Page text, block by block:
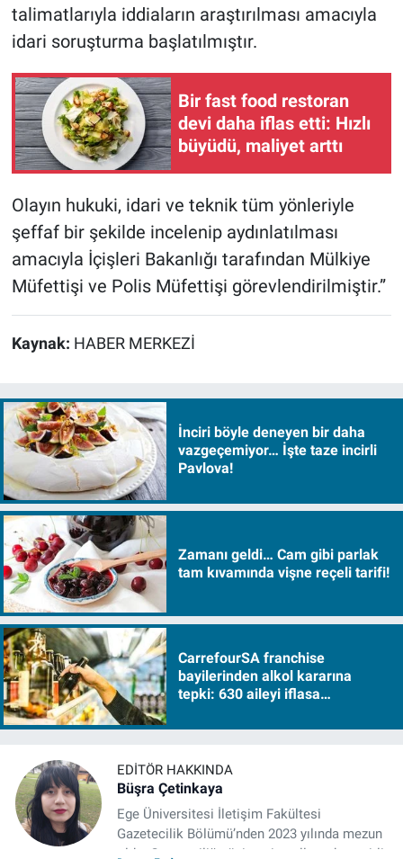
talimatlarıyla iddiaların araştırılması amacıyla
idari soruşturma başlatılmıştır.
Bir fast food restoran
devi daha iflas etti: Hızlı
büyüdü, maliyet arttı
Olayın hukuki, idari ve teknik tüm yönleriyle
şeffaf bir şekilde incelenip aydınlatılması
amacıyla İçişleri Bakanlığı tarafından Mülkiye
Müfettişi ve Polis Müfettişi görevlendirilmiştir.”
Kaynak: HABER MERKEZİ
İnciri böyle deneyen bir daha
vazgeçemiyor… İşte taze incirli
Pavlova!
Zamanı geldi… Cam gibi parlak
tam kıvamında vişne reçeli tarifi!
CarrefourSA franchise
bayilerinden alkol kararına
tepki: 630 aileyi iflasa
EDITÖR HAKKINDA
Büşra Çetinkaya
Ege Üniversitesi İletişim Fakültesi
Gazetecilik Bölümü’nden 2023 yılında mezun
oldu. Gazeteciliğe üniversite yıllarında çeşitli